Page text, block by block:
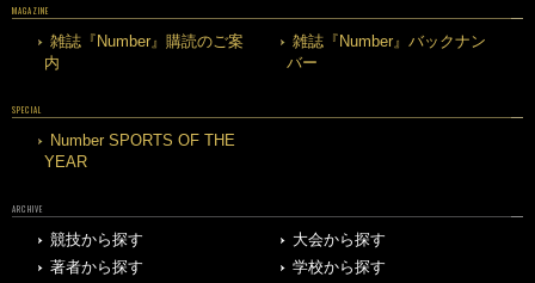
MAGAZINE
雑誌『Number』購読のご案
内
雑誌『Number』バックナン
バー
SPECIAL
Number SPORTS OF THE
YEAR
ARCHIVE
競技から探す
大会から探す
著者から探す
学校から探す